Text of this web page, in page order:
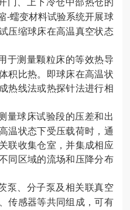
-蠕变材料试验系统开展球
压缩球床在高温真空状态
于测量颗粒床的等效热导
积比热。即球床在高温状
热线法或热探针法进行相
量球床试验段的压差和出
温状态下受压载荷时，通
联收集仓室，并集成相应
同区域的流场和压降分布
泵、分子泵及相关联真空
传感器等共同组成，可有